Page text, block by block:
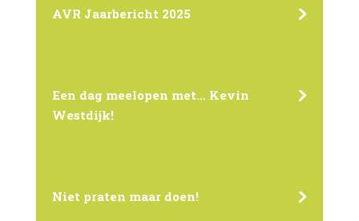
AVR Jaarbericht 2025
Een dag meelopen met… Kevin
Westdijk!
Niet praten maar doen!